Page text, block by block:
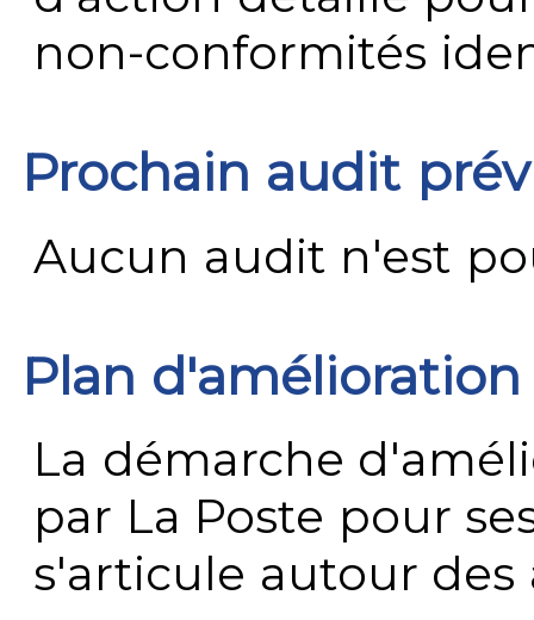
non-conformités
Prochain audit
Aucun audit n'est
Plan
La démarche
par La Poste pour
s'articule autour des